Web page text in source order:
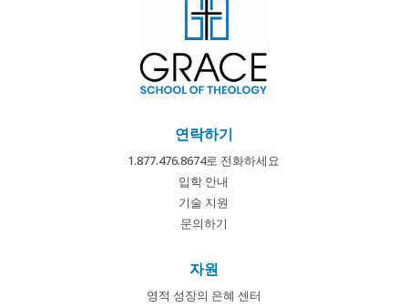
연락하기
1.877.476.8674로 전화하세요
입학 안내
기술 지원
문의하기
자원
영적 성장의 은혜 센터